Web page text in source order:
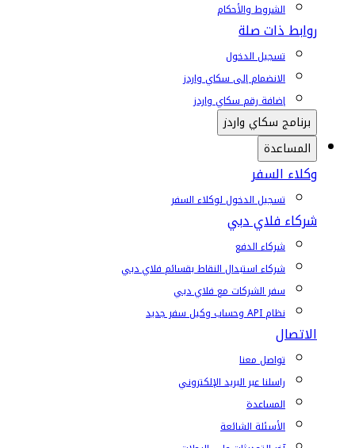
الشروط والأحكام
روابط ذات صلة
تسجيل الدخول
الانضمام إلى سكاي واردز
إضافة رقم سكاي واردز
برنامج سكاي واردز
المساعدة
وكلاء السفر
تسجيل الدخول لوكلاء السفر
شركاء فلاي دبي
شركاء الدفع
شركاء استبدال النقاط بقسائم فلاي دبي
سفر الشركات مع فلاي دبي
نظام API وحساب وكيل سفر جديد
الاتصال
تواصل معنا
راسلنا عبر البريد الإلكتروني
المساعدة
الأسئلة الشائعة